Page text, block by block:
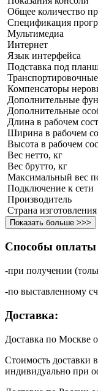
Общее количество
Спецификация
Мультимедиа
Интернет
Язык интерфейса
Подставка под
Компенсаторы
Дополнительные
Дополнительные
Длина в рабочем
Ширина в рабочем
Высота в рабочем
Вес нетто, кг
Вес брутто, кг
Максимальный вес
Подключение к сети
Производитель
Страна изготовления
Показать больше >>>
Способы оплаты
-при получении
-по выставленному
Доставка:
Доставка по Москве
Стоимость доставки
индивидуально при